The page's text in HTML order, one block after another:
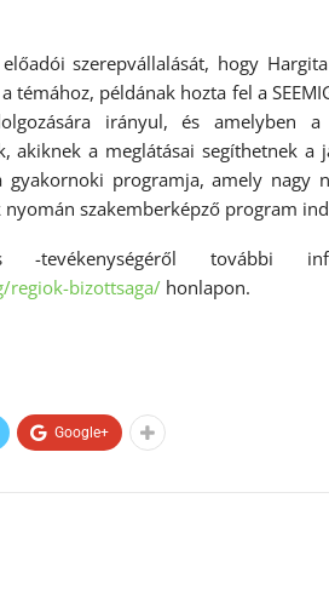
szerepvállalását, hogy
témához, példának hozta fel a
irányul, és amelyben
akiknek a meglátásai segíthetnek a
gyakornoki programja, amely nagy
szakemberképző program
-tevékenységéről további
regiok-bizottsaga/ honlapon.
Google+